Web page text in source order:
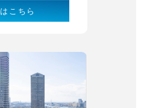
こちら